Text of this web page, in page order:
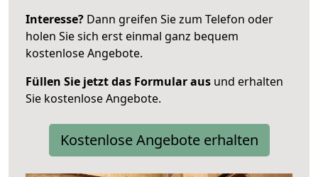
Interesse? Dann greifen Sie zum Telefon oder
holen Sie sich erst einmal ganz bequem
kostenlose Angebote.
Füllen Sie jetzt das Formular aus und erhalten
Sie kostenlose Angebote.
Kostenlose Angebote erhalten